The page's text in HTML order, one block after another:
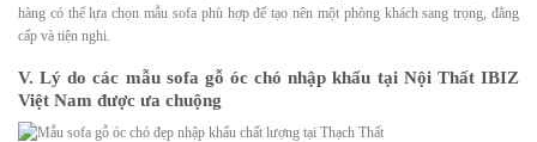
hàng có thể lựa chọn mẫu sofa phù hợp để tạo nên một phòng khách sang trọng, đẳng
cấp và tiện nghi.
V. Lý do các mẫu sofa gỗ óc chó nhập khẩu tại Nội Thất IBIZ
Việt Nam được ưa chuộng